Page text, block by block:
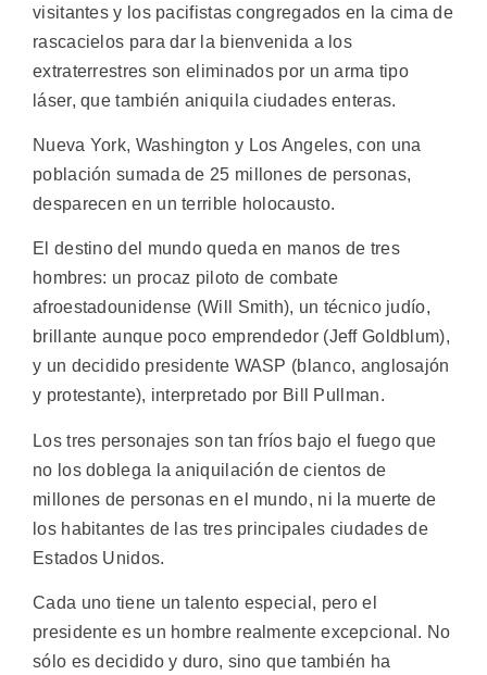
visitantes y los pacifistas congregados en la cima de
rascacielos para dar la bienvenida a los
extraterrestres son eliminados por un arma tipo
láser, que también aniquila ciudades enteras.
Nueva York, Washington y Los Angeles, con una
población sumada de 25 millones de personas,
desparecen en un terrible holocausto.
El destino del mundo queda en manos de tres
hombres: un procaz piloto de combate
afroestadounidense (Will Smith), un técnico judío,
brillante aunque poco emprendedor (Jeff Goldblum),
y un decidido presidente WASP (blanco, anglosajón
y protestante), interpretado por Bill Pullman.
Los tres personajes son tan fríos bajo el fuego que
no los doblega la aniquilación de cientos de
millones de personas en el mundo, ni la muerte de
los habitantes de las tres principales ciudades de
Estados Unidos.
Cada uno tiene un talento especial, pero el
presidente es un hombre realmente excepcional. No
sólo es decidido y duro, sino que también ha